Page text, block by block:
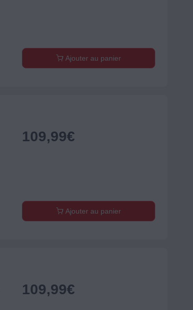
Ajouter au panier
109,99€
Ajouter au panier
109,99€